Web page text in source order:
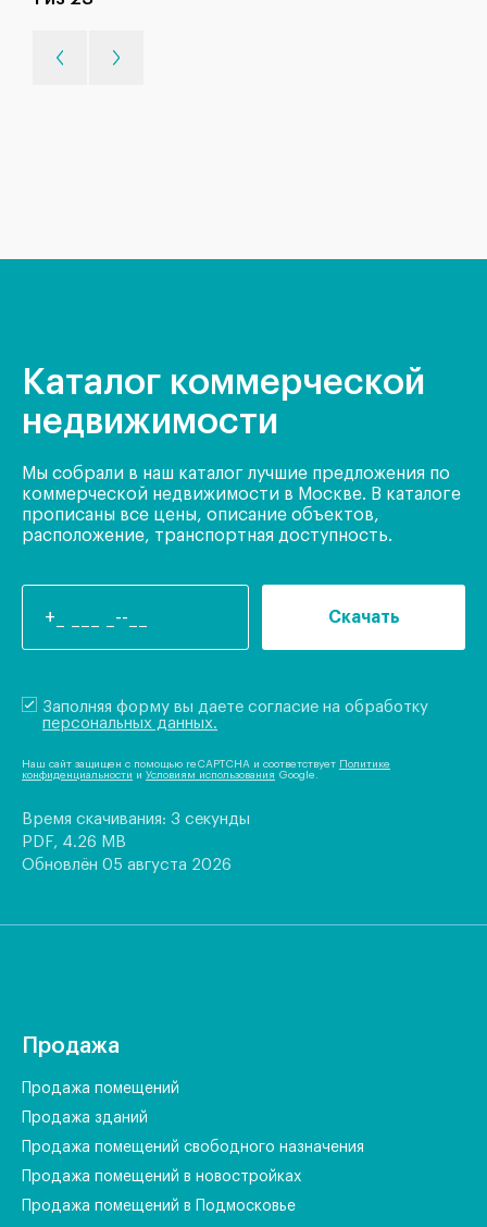
Каталог коммерческой
недвижимости
Мы собрали в наш каталог лучшие предложения по
коммерческой недвижимости в Москве. В каталоге
прописаны все цены, описание объектов,
расположение, транспортная доступность.
Скачать
Заполняя форму вы даете согласие на обработку
персональных данных.
Наш сайт защищен с помощью reCAPTCHA и соответствует Политике
конфиденциальности и Условиям использования Google.
Время скачивания: 3 секунды
PDF, 4.26 MB
Обновлён 05 августа 2026
Продажа
Продажа помещений
Продажа зданий
Продажа помещений свободного назначения
Продажа помещений в новостройках
Продажа помещений в Подмосковье